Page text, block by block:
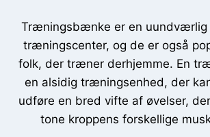
Træningsbænke er en uundværlig
træningscenter, og de er også
folk, der træner derhjemme. En
en alsidig træningsenhed, der
udføre en bred vifte af øvelser,
tone kroppens forskellige